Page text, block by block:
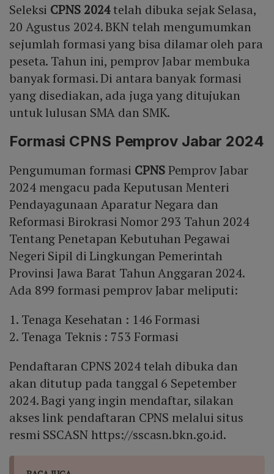
Mute
Seleksi CPNS 2024telah dibuka sejak Selasa,
20 Agustus 2024. BKN telah mengumumkan
sejumlah formasi yang bisa dilamar oleh para
peseta. Tahun ini, pemprov Jabar membuka
banyak formasi. Di antara banyak formasi
yang disediakan, ada juga yang ditujukan
untuk lulusan SMA dan SMK.
Formasi CPNS Pemprov Jabar 2024
Pengumuman formasi CPNSPemprov Jabar
2024 mengacu pada Keputusan Menteri
Pendayagunaan Aparatur Negara dan
Reformasi Birokrasi Nomor 293 Tahun 2024
Tentang Penetapan Kebutuhan Pegawai
Negeri Sipil di Lingkungan Pemerintah
Provinsi Jawa Barat Tahun Anggaran 2024.
Ada 899 formasi pemprov Jabar meliputi:
1. Tenaga Kesehatan : 146 Formasi
2. Tenaga Teknis : 753 Formasi
Pendaftaran CPNS 2024 telah dibuka dan
akan ditutup pada tanggal 6 Sepetember
2024. Bagi yang ingin mendaftar, silakan
akses link pendaftaran CPNS melalui situs
resmi SSCASN https://sscasn.bkn.go.id.